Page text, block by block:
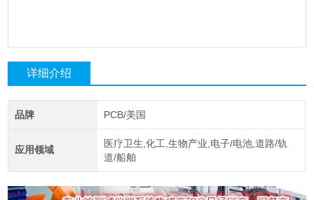
详细介绍
品牌 PCB/美国
应用领域
医疗卫生,化工,生物产业,电子/电池,道路/轨
道/船舶